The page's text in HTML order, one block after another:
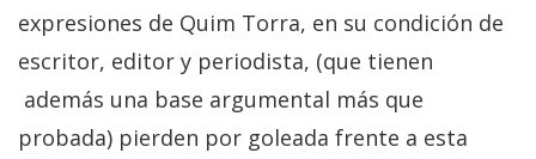
expresiones de Quim Torra, en su condición de
escritor, editor y periodista, (que tienen
además una base argumental más que
probada) pierden por goleada frente a esta